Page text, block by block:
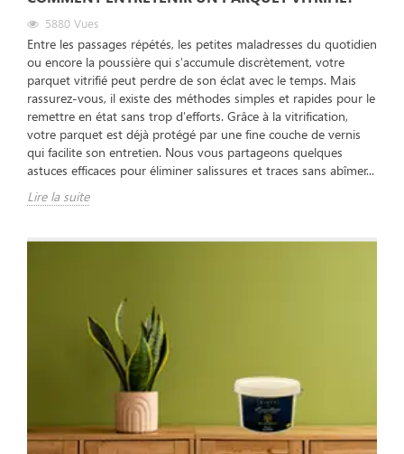
5880 Vues
Entre les passages répétés, les petites maladresses du quotidien
ou encore la poussière qui s'accumule discrètement, votre
parquet vitrifié peut perdre de son éclat avec le temps. Mais
rassurez-vous, il existe des méthodes simples et rapides pour le
remettre en état sans trop d'efforts. Grâce à la vitrification,
votre parquet est déjà protégé par une fine couche de vernis
qui facilite son entretien. Nous vous partageons quelques
astuces efficaces pour éliminer salissures et traces sans abîmer...
Lire la suite